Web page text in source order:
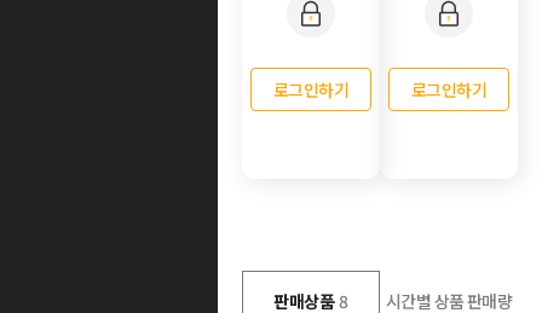
로그인하기 로그인하기
판매상품 8 시간별 상품 판매량